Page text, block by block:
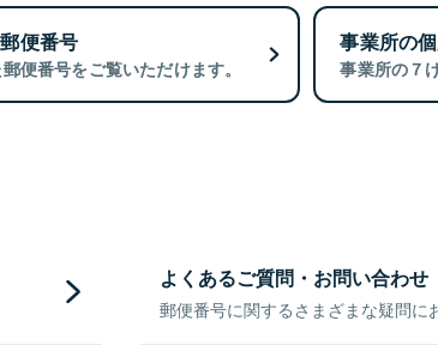
便番号
便番号をご覧いただけます。
事業所の
事業所の７
よくあるご質問・お問い合わせ
郵便番号に関するさまざまな疑問に